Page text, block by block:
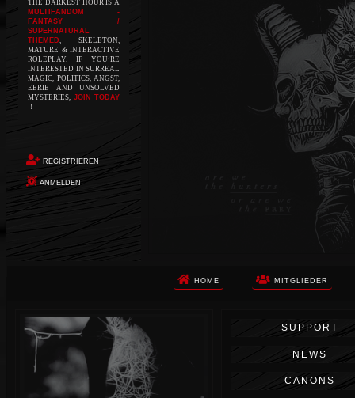
THE DARKEST HOUR IS A
MULTIFANDOM -
FANTASY /
SUPERNATURAL
THEMED, SKELETON,
MATURE & INTERACTIVE
ROLEPLAY. IF YOU’RE
INTERESTED IN SURREAL
MAGIC, POLITICS, ANGST,
EERIE AND UNSOLVED
MYSTERIES, JOIN TODAY
!!
REGISTRIEREN
ANMELDEN
HOME MITGLIEDER
Die Apokalypse. Das ist das Wort,
das Ihnen in den Sinn kommt, als
Sie auf dem Boden aufwachen, Ihr
Körper schmerzt und Ihr Geist
wird von alptraumhaften
Erinnerungen überflutet. Vor
SUPPORT
NEWS
CANONS